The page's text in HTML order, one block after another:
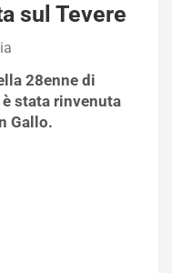
sul Tevere
28enne di
stata rinvenuta
Gallo.